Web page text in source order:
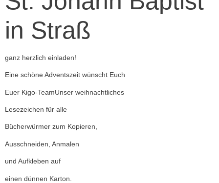
in Straß
ganz herzlich einladen!
Eine schöne Adventszeit wünscht Euch
Euer Kigo-TeamUnser weihnachtliches
Lesezeichen für alle
Bücherwürmer zum Kopieren,
Ausschneiden, Anmalen
und Aufkleben auf
einen dünnen Karton.